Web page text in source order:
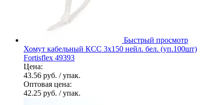
Быстрый просмотр
Хомут кабельный КСС 3х150 нейл. бел. (уп.100шт)
Fortisflex 49393
Цена:
43.56 руб. / упак.
Оптовая цена:
42.25 руб. / упак.